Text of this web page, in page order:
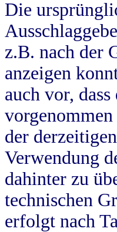
Die
z.B. nach der
anzeigen
auch vor,
der
Verwendung
dahinter zu
technischen
erfolgt nach